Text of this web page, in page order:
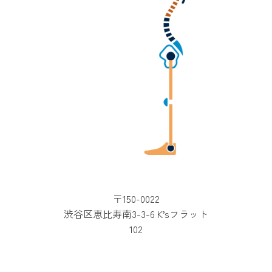
〒150-0022
渋谷区恵比寿南3-3-6 K’sフラット
102